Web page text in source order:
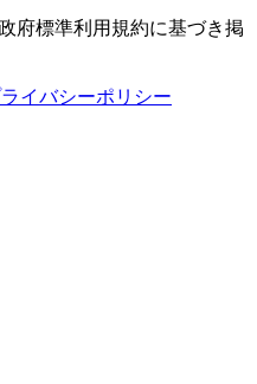
府標準利用規約に基づき掲
イバシーポリシー